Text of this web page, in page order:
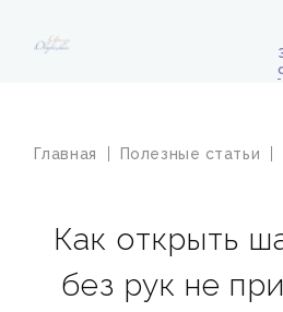
Главная Полезные статьи
Как открыть
без рук не